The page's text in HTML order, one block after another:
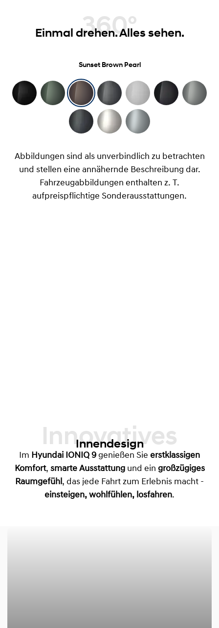
360°
Einmal drehen. Alles sehen.
Sunset Brown Pearl
Abbildungen sind als unverbindlich zu betrachten
und stellen eine annähernde Beschreibung dar.
Fahrzeugabbildungen enthalten z. T.
aufpreispflichtige Sonderausstattungen.
Innovatives
Innendesign
Im Hyundai IONIQ 9 genießen Sie erstklassigen
Komfort, smarte Ausstattungund ein großzügiges
Raumgefühl, das jede Fahrt zum Erlebnis macht -
einsteigen, wohlfühlen, losfahren.